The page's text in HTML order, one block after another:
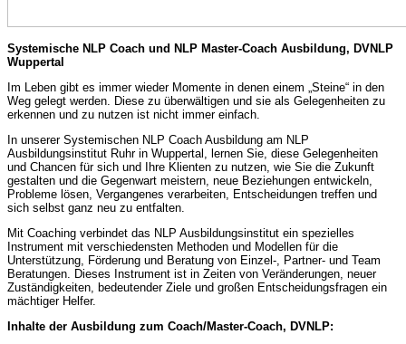
Systemische NLP Coach und NLP Master-Coach Ausbildung, DVNLP
Wuppertal
Im Leben gibt es immer wieder Momente in denen einem „Steine“ in den
Weg gelegt werden. Diese zu überwältigen und sie als Gelegenheiten zu
erkennen und zu nutzen ist nicht immer einfach.
In unserer Systemischen NLP Coach Ausbildung am NLP
Ausbildungsinstitut Ruhr in Wuppertal, lernen Sie, diese Gelegenheiten
und Chancen für sich und Ihre Klienten zu nutzen, wie Sie die Zukunft
gestalten und die Gegenwart meistern, neue Beziehungen entwickeln,
Probleme lösen, Vergangenes verarbeiten, Entscheidungen treffen und
sich selbst ganz neu zu entfalten.
Mit Coaching verbindet das NLP Ausbildungsinstitut ein spezielles
Instrument mit verschiedensten Methoden und Modellen für die
Unterstützung, Förderung und Beratung von Einzel-, Partner- und Team
Beratungen. Dieses Instrument ist in Zeiten von Veränderungen, neuer
Zuständigkeiten, bedeutender Ziele und großen Entscheidungsfragen ein
mächtiger Helfer.
Inhalte der Ausbildung zum Coach/Master-Coach, DVNLP: